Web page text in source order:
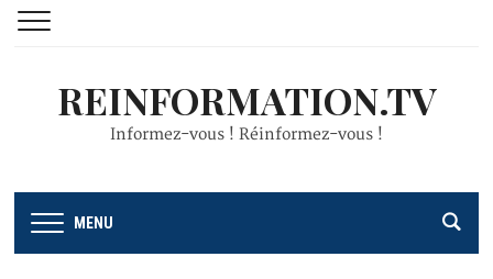
REINFORMATION.TV
Informez-vous ! Réinformez-vous !
MENU